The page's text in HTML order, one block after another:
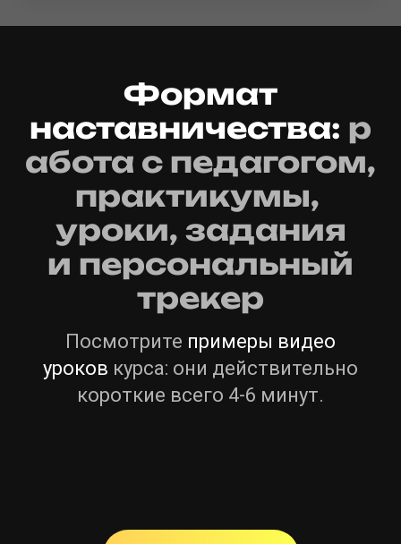
Формат
наставничества: р
абота с педагогом,
практикумы,
уроки, задания
и персональный
трекер
Посмотрите примеры видео
уроков курса: они действительно
короткие всего 4-6 минут.